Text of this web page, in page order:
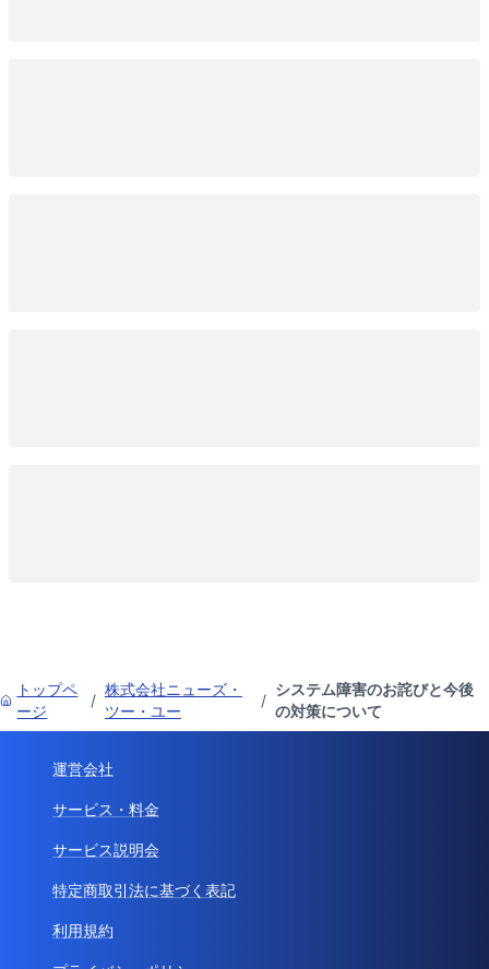
トップペ
ージ
/
株式会社ニューズ・
ツー・ユー
/
システム障害のお詫びと今後
の対策について
運営会社
サービス・料金
サービス説明会
特定商取引法に基づく表記
利用規約